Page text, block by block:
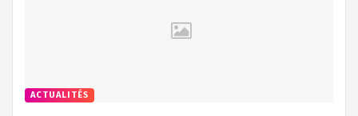
ACTUALITÉS